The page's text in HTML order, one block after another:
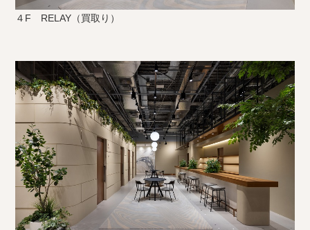
４F RELAY（買取り）